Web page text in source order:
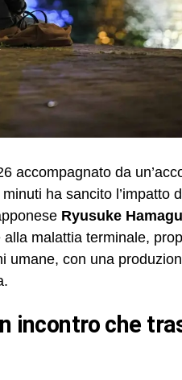
accompagnato da
ha sancito l’impatto
Ryusuke
malattia terminale,
umane, con una